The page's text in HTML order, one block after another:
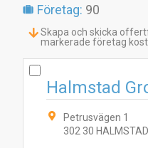
Företag: 90
Skapa och skicka
markerade företag
Halmstad
Petrusvägen 1
302 30 HALMSTAD